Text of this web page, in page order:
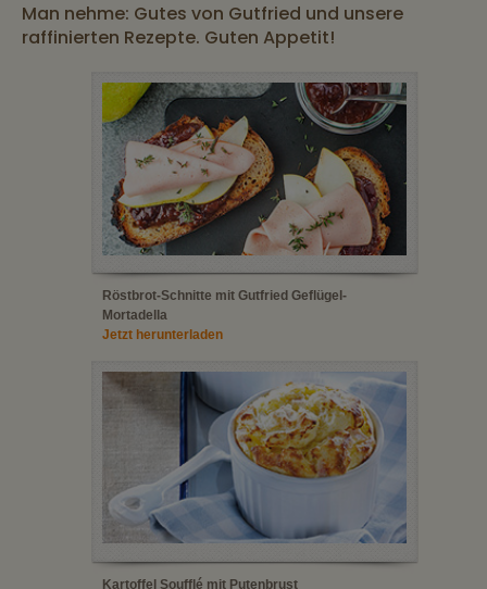
Man nehme: Gutes von Gutfried und unsere
raffinierten Rezepte. Guten Appetit!
Röstbrot-Schnitte mit Gutfried Geflügel-
Mortadella
Jetzt herunterladen
Kartoffel Soufflé mit Putenbrust